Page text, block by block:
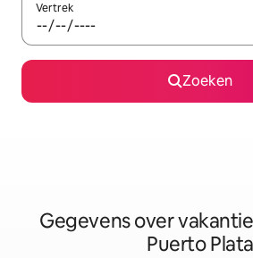
Vertrek
Zoeken
Gegevens over
Puerto Plata